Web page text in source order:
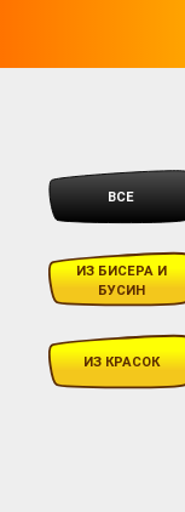
ВСЕ
ИЗ БИСЕРА И
БУСИН
ИЗ КРАСОК